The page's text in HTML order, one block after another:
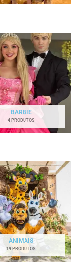
BARBIE
4 PRODUTOS
ANIMAIS
19 PRODUTOS